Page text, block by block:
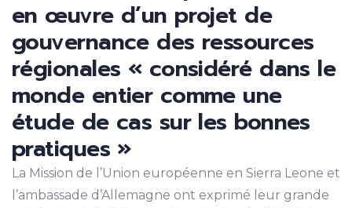
en œuvre d’un projet de
gouvernance des ressources
régionales « considéré dans le
monde entier comme une
étude de cas sur les bonnes
pratiques »
La Mission de l’Union européenne en Sierra Leone et
l’ambassade d’Allemagne ont exprimé leur grande